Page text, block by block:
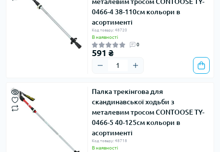
0466-4 38-110см кольори в
асортименті
Код товару: 48720
В наявності
0
591 ₴
Палка трекінгова для
скандинавської ходьби з
металевим тросом CONTOOSE TY-
0466-5 40-125см кольори в
асортименті
Код товару: 48718
В наявності